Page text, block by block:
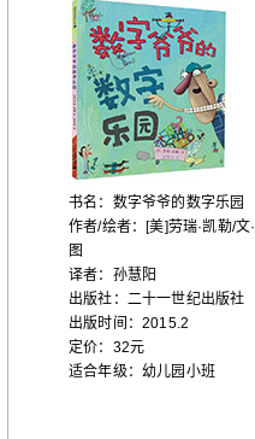
书名：数字爷爷的数字乐园
作者/绘者：[美]劳瑞·凯勒/文·
图
译者：孙慧阳
出版社：二十一世纪出版社
出版时间：2015.2
定价：32元
适合年级：幼儿园小班